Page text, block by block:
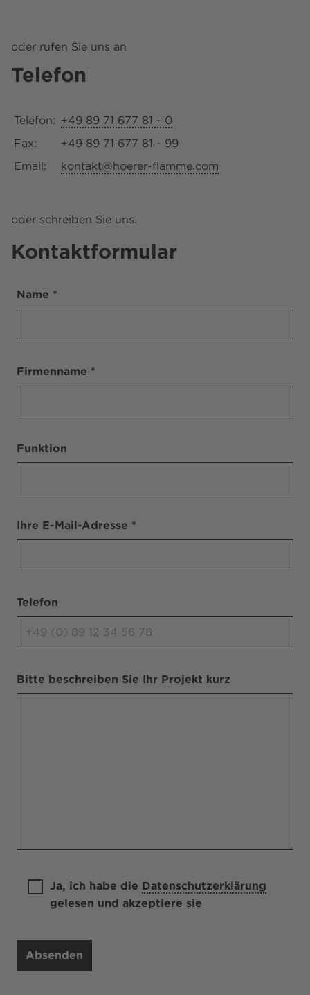
oder rufen Sie uns an
Telefon
Telefon: +49 89 71 677 81 - 0
Fax:
+49 89 71 677 81 - 99
Email:
kontakt@hoerer-flamme.com
oder schreiben Sie uns.
Kontaktformular
Name *
Firmenname *
Funktion
Ihre E-Mail-Adresse *
Telefon
Bitte beschreiben Sie Ihr Projekt kurz
Ja, ich habe die Datenschutzerklärung
gelesen und akzeptiere sie